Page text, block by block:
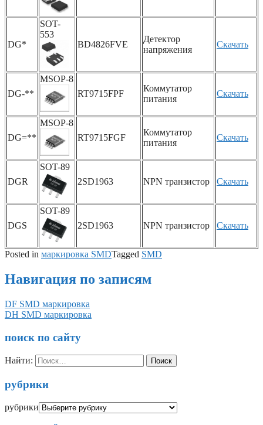
DG*
SOT-
553
BD4826FVE
Детектор
напряжения
Скачать
DG-**
MSOP-8
RT9715FPF
Коммутатор
питания
Скачать
DG=**
MSOP-8
RT9715FGF
Коммутатор
питания
Скачать
DGR
SOT-89
2SD1963
NPN транзистор Скачать
DGS
SOT-89
2SD1963
NPN транзистор Скачать
Posted in маркировка SMDTagged SMD
Навигация по записям
DF SMD маркировка
DH SMD маркировка
поиск по сайту
Найти:
рубрики
рубрики